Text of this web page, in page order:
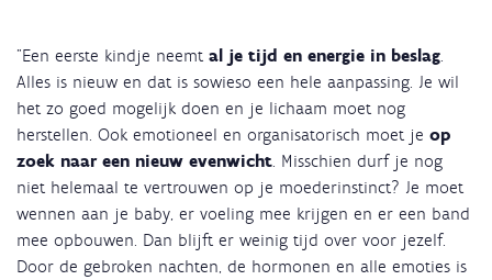
"Een eerste kindje neemt al je tijd en energie in beslag
Alles is nieuw en dat is sowieso een hele aanpassing. Je wil
het zo goed mogelijk doen en je lichaam moet nog
herstellen. Ook emotioneel en organisatorisch moet je op
zoek naar een nieuw evenwicht . Misschien durf je nog
niet helemaal te vertrouwen op je moederinstinct? Je moet
wennen aan je baby, er voeling mee krijgen en er een band
mee opbouwen. Dan blijft er weinig tijd over voor jezelf.
Door de gebroken nachten, de hormonen en alle emoties is